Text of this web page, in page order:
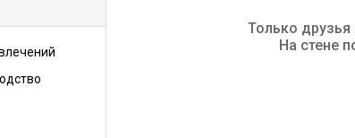
Только друзья
На стене